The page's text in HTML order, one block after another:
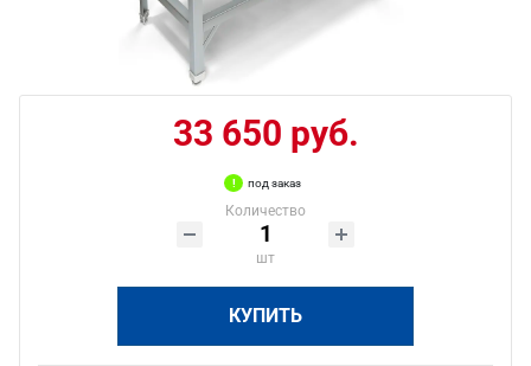
33 650 руб.
под заказ
Количество
шт
КУПИТЬ